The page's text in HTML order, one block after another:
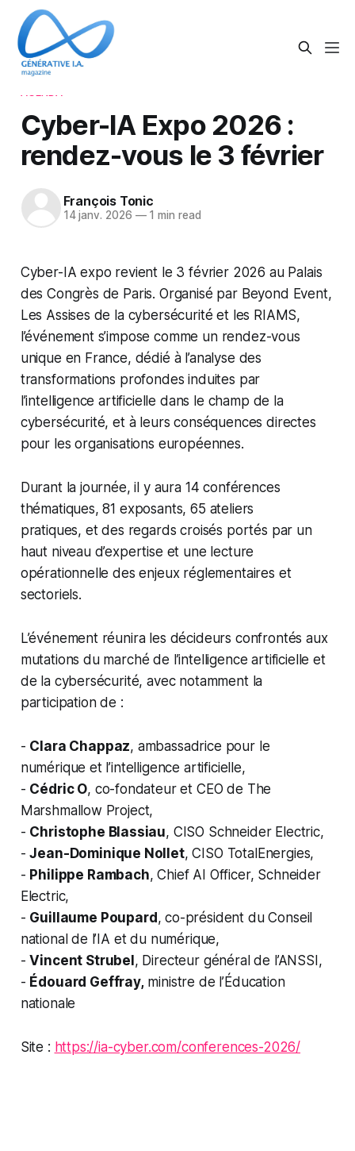
Cyber-IA Expo 2026 :
rendez-vous le 3 février
François Tonic
14 janv. 2026 —1 min read
Cyber-IA expo revient le 3 février 2026 au Palais
des Congrès de Paris. Organisé par Beyond Event,
Les Assises de la cybersécurité et les RIAMS,
l’événement s’impose comme un rendez-vous
unique en France, dédié à l’analyse des
transformations profondes induites par
l’intelligence artificielle dans le champ de la
cybersécurité, et à leurs conséquences directes
pour les organisations européennes.
Durant la journée, il y aura 14 conférences
thématiques, 81 exposants, 65 ateliers
pratiques, et des regards croisés portés par un
haut niveau d’expertise et une lecture
opérationnelle des enjeux réglementaires et
sectoriels.
L’événement réunira les décideurs confrontés aux
mutations du marché de l’intelligence artificielle et
de la cybersécurité, avec notamment la
participation de :
- Clara Chappaz, ambassadrice pour le
numérique et l’intelligence artificielle,
- Cédric O, co-fondateur et CEO de The
Marshmallow Project,
- Christophe Blassiau, CISO Schneider Electric,
-Jean-Dominique Nollet, CISO TotalEnergies,
- Philippe Rambach, Chief AI Officer, Schneider
Electric,
- Guillaume Poupard, co-président du Conseil
national de l’IA et du numérique,
-Vincent Strubel, Directeur général de l’ANSSI,
- Édouard Geffray,ministre de l’Éducation
nationale
Site : https://ia-cyber.com/conferences-2026/